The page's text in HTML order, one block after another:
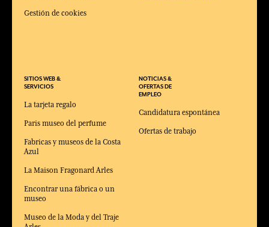
Gestión de cookies
SITIOS WEB &
SERVICIOS
La tarjeta regalo
Paris museo del perfume
Fabricas y museos de la Costa
Azul
La Maison Fragonard Arles
Encontrar una fábrica o un
museo
Museo de la Moda y del Traje
NOTICIAS &
OFERTAS DE
EMPLEO
Candidatura espontánea
Ofertas de trabajo